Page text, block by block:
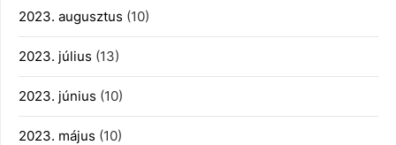
2023. augusztus (10)
2023. július (13)
2023. június (10)
2023. május (10)